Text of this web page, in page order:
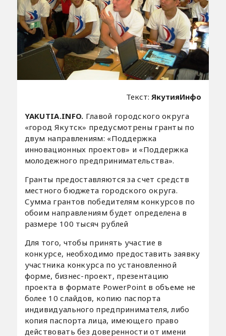
Текст: ЯкутияИнфо
YAKUTIA.INFO. Главой городского округа
«город Якутск» предусмотрены гранты по
двум направлениям: «Поддержка
инновационных проектов» и «Поддержка
молодежного предпринимательства».
Гранты предоставляются за счет средств
местного бюджета городского округа.
Сумма грантов победителям конкурсов по
обоим направлениям будет определена в
размере 100 тысяч рублей
Для того, чтобы принять участие в
конкурсе, необходимо предоставить заявку
участника конкурса по установленной
форме, бизнес-проект, презентацию
проекта в формате PowerPoint в объеме не
более 10 слайдов, копию паспорта
индивидуального предпринимателя, либо
копия паспорта лица, имеющего право
действовать без доверенности от имени